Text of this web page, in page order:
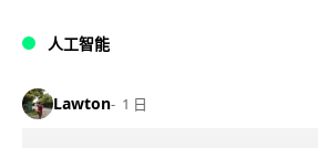
人工智能
Lawton 1 日